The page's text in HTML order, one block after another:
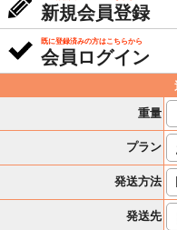
新規会員登録
既に登録済みの方はこちらから
会員ログイン
重量
プラン
発送方法
発送先